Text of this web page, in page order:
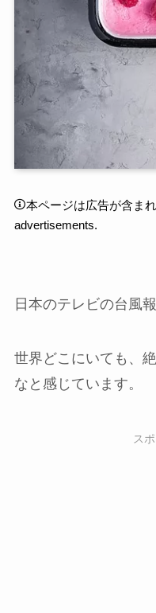
本ページは広告が含ま
advertisements.
日本のテレビの台風
世界どこにいても、
なと感じています。
ス